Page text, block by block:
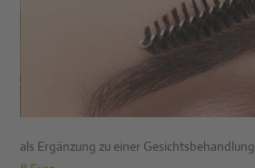
als Ergänzung zu einer Gesichtsbehandlung